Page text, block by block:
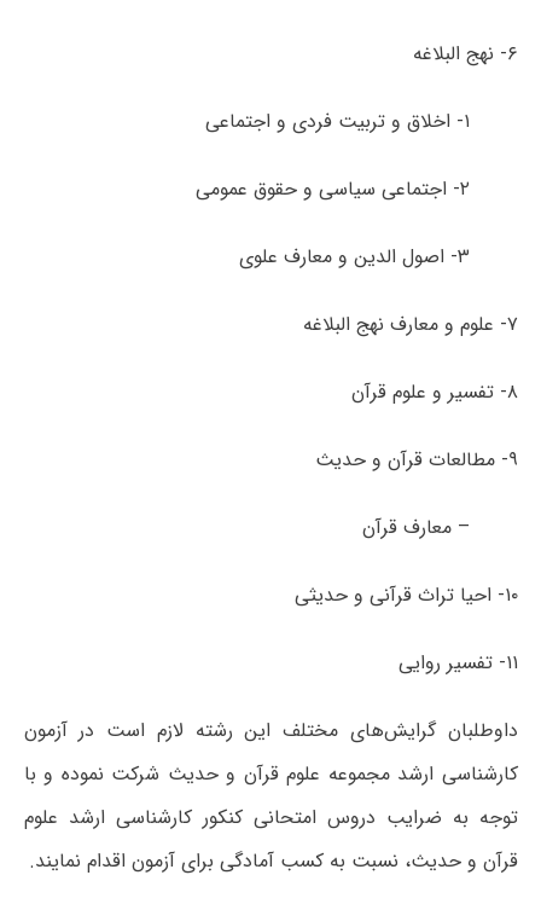
۶- نهج البلاغه
۱- اخلاق و تربیت فردی و اجتماعی
۲- اجتماعی سیاسی و حقوق عمومی
۳- اصول­ الدین و معارف علوی
۷- علوم و معارف نهج البلاغه
۸- تفسیر و علوم قرآن
۹- مطالعات قرآن و حدیث
– معارف قرآن
۱۰- احیا تراث قرآنی و حدیثی
۱۱- تفسیر روایی
داوطلبان گرایش‌های مختلف این رشته لازم است در آزمون
کارشناسی ارشد مجموعه علوم قرآن و حدیث شرکت نموده و با
توجه به ضرایب دروس امتحانی کنکور کارشناسی ارشد علوم
قرآن و حدیث، نسبت به کسب آمادگی برای آزمون اقدام نمایند.